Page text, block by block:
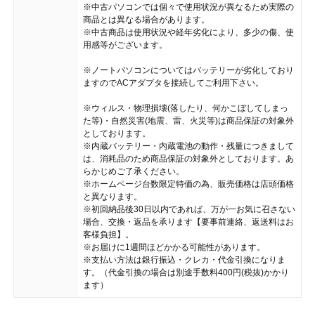
※中古パソコンでは個々で使用状況が異なるため実際の
商品とは異なる場合があります。
※中古商品は使用状況や経年劣化により、多少の傷、使
用感等がございます。
※ノートパソコンについてはバッテリーが劣化しており
ますのでACアダプタを接続してご利用下さい。
※ウィルス・物理損壊(落したり、何かこぼしてしまっ
た等)・自然災害(地震、雷、火災等)は商品保証の対象外
としております。
※内蔵バッテリー・内蔵電池の動作・残量につきまして
は、消耗品のため商品保証の対象外としております。あ
らかじめご了承ください。
※ホームページ台数限定特価の為、販売価格は店頭価格
と異なります。
※初回納品後30日以内であれば、万が一お気に召さない
場合、交換・返品を承ります【要事前連絡、返送料はお
客様負担】。
※お届けに1週間ほどかかる可能性があります。
※支払い方法は銀行振込・クレカ・代金引換になりま
す。（代金引換の場合は別途手数料400円(税抜)かかり
ます）